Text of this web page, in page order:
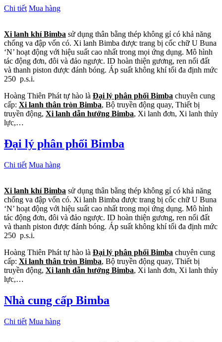
Chi tiết Mua hàng
Xi lanh khí Bimba sử dụng thân bằng thép không gỉ có khả năng
chống va đập vốn có. Xi lanh Bimba được trang bị cốc chữ U Buna
‘N’ hoạt động với hiệu suất cao nhất trong mọi ứng dụng. Mô hình
tác động đơn, đôi và đảo ngược. ID hoàn thiện gương, ren nối đất
và thanh piston được đánh bóng. Áp suất không khí tối đa định mức
250 p.s.i.
Hoàng Thiên Phát tự hào là Đại lý phân phối Bimba chuyên cung
cấp: Xi lanh thân tròn Bimba, Bộ truyền động quay, Thiết bị
truyền động, Xi lanh dẫn hướng Bimba, Xi lanh đơn, Xi lanh thủy
lực,…
Đại lý phân phối Bimba
Chi tiết Mua hàng
Xi lanh khí Bimba sử dụng thân bằng thép không gỉ có khả năng
chống va đập vốn có. Xi lanh Bimba được trang bị cốc chữ U Buna
‘N’ hoạt động với hiệu suất cao nhất trong mọi ứng dụng. Mô hình
tác động đơn, đôi và đảo ngược. ID hoàn thiện gương, ren nối đất
và thanh piston được đánh bóng. Áp suất không khí tối đa định mức
250 p.s.i.
Hoàng Thiên Phát tự hào là Đại lý phân phối Bimba chuyên cung
cấp: Xi lanh thân tròn Bimba, Bộ truyền động quay, Thiết bị
truyền động, Xi lanh dẫn hướng Bimba, Xi lanh đơn, Xi lanh thủy
lực,…
Nhà cung cấp Bimba
Chi tiết Mua hàng